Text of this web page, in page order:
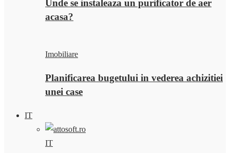
Unde se instaleaza un purificator de aer
acasa?
Imobiliare
Planificarea bugetului in vederea achizitiei
unei case
IT
IT